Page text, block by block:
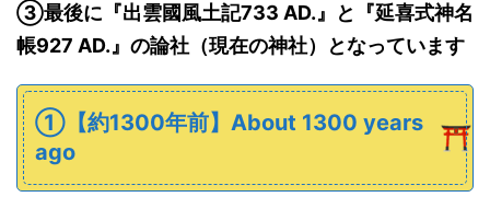
➂最後に 『出雲國風土記733 AD.』と
『延喜式神名
帳927 AD.』 の論社（現在の神社）となっています
①【約1300年前】About 1300 years
ago